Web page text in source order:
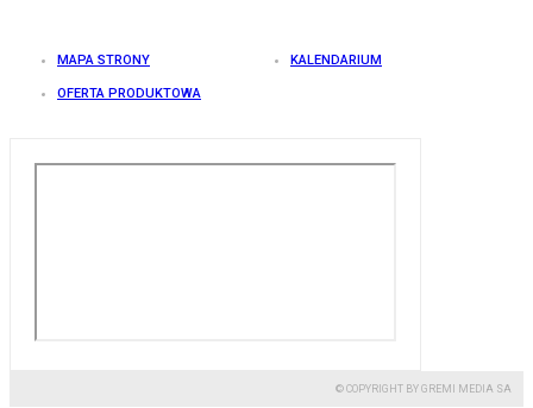
MAPA STRONY KALENDARIUM
OFERTA PRODUKTOWA
© COPYRIGHT BY GREMI MEDIA SA